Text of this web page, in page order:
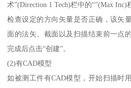
术”(Direction 1 Tech)栏中的“”(Max Inc)
检查设定的方向矢量是否正确，该矢
面的法矢、截面以及扫描结束前一点
完成后点击“创建”。
(2)有CAD模型
如被测工件有CAD模型，开始扫描时